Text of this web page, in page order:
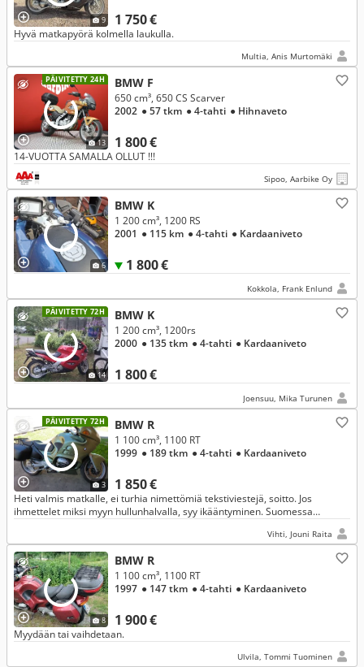
9 1 750 €
Hyvä matkapyörä kolmella laukulla.
Multia, Anis Murtomäki
PÄIVITETTY 24H
13
BMW F
1 800 €
650 cm³, 650 CS Scarver
2002 ● 57 tkm ● 4-tahti ● Hihnaveto
14-VUOTTA SAMALLA OLLUT !!!
Sipoo, Aarbike Oy
6
BMW K
1 800 €
1 200 cm³, 1200 RS
2001 ● 115 km ● 4-tahti ● Kardaaniveto
Kokkola, Frank Enlund
PÄIVITETTY 72H
14
BMW K
1 800 €
1 200 cm³, 1200rs
2000 ● 135 tkm ● 4-tahti ● Kardaaniveto
Joensuu, Mika Turunen
PÄIVITETTY 72H
3
BMW R
1 850 €
1 100 cm³, 1100 RT
1999 ● 189 tkm ● 4-tahti ● Kardaaniveto
Heti valmis matkalle, ei turhia nimettömiä tekstiviestejä, soitto. Jos
ihmettelet miksi myyn hullunhalvalla, syy ikääntyminen. Suomessa
Vihti, Jouni Raita
8
BMW R
1 900 €
1 100 cm³, 1100 RT
1997 ● 147 tkm ● 4-tahti ● Kardaaniveto
Myydään tai vaihdetaan.
Ulvila, Tommi Tuominen